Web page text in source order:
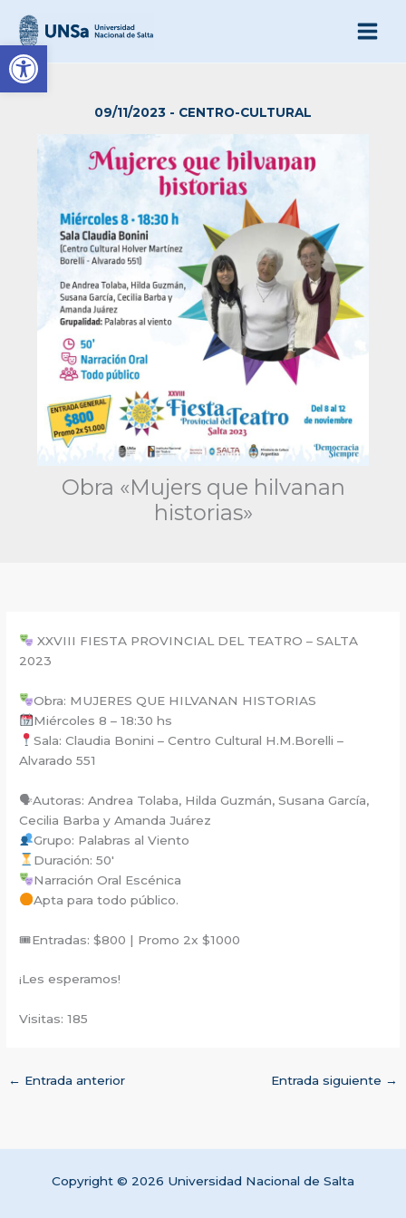
Abrir barra de
contenido
09/11/2023 - CENTRO-CULTURAL
Obra «Mujers que hilvanan
historias»
XXVIII FIESTA PROVINCIAL DEL TEATRO – SALTA
2023
Obra: MUJERES QUE HILVANAN HISTORIAS
Miércoles 8 – 18:30 hs
Sala: Claudia Bonini – Centro Cultural H.M.Borelli –
Alvarado 551
🗣Autoras: Andrea Tolaba, Hilda Guzmán, Susana García,
Cecilia Barba y Amanda Juárez
Grupo: Palabras al Viento
Duración: 50′
Narración Oral Escénica
Apta para todo público.
🎟Entradas: $800 | Promo 2x $1000
¡Les esperamos!
Visitas: 185
← Entrada anterior Entrada siguiente →
Copyright © 2026 Universidad Nacional de Salta